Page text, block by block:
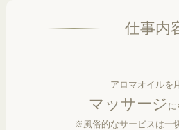
仕事内
アロマオイルを
マッサージ に
※風俗的なサービスは一